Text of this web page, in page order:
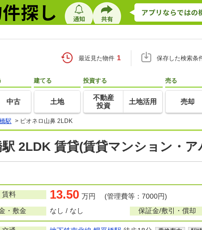
最近見た物件 1 保存した検索条
中古
建てる
土地
投資する
不動産
投資
土地活用
売る
売却
駅 > ピオネロ山鼻 2LDK
2LDK 賃貸(賃貸マンション・ア
賃料 13.50 万円 (管理費等：7000円)
・敷金
なし / なし 保証金/敷引・償却